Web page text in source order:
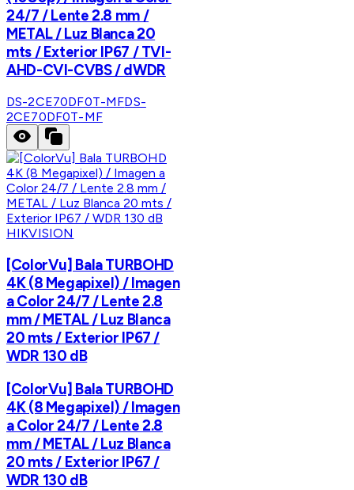
24/7 / Lente 2.8 mm /
METAL / Luz Blanca 20
mts / Exterior IP67 / TVI-
AHD-CVI-CVBS / dWDR
DS-2CE70DF0T-MFDS-
2CE70DF0T-MF
HIKVISION
[ColorVu] Bala TURBOHD
4K (8 Megapixel) / Imagen
a Color 24/7 / Lente 2.8
mm / METAL / Luz Blanca
20 mts / Exterior IP67 /
WDR 130 dB
[ColorVu] Bala TURBOHD
4K (8 Megapixel) / Imagen
a Color 24/7 / Lente 2.8
mm / METAL / Luz Blanca
20 mts / Exterior IP67 /
WDR 130 dB